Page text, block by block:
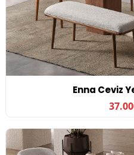
Enna Ceviz